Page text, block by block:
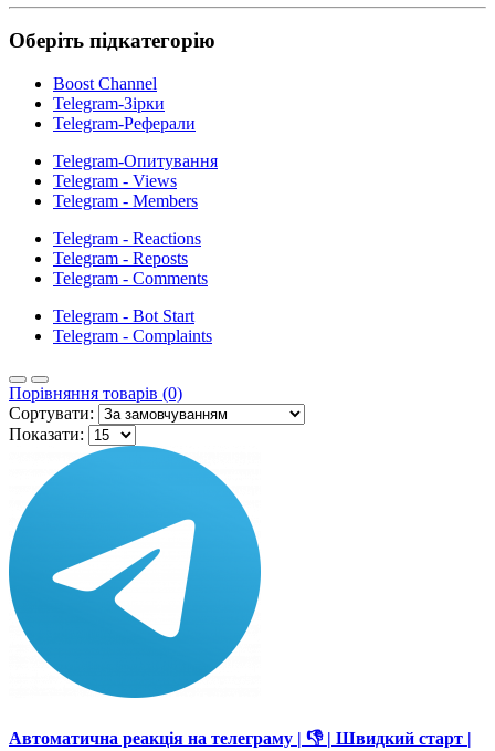
Оберіть підкатегорію
Boost Channel
Telegram-Зірки
Telegram-Реферали
Telegram-Опитування
Telegram - Views
Telegram - Members
Telegram - Reactions
Telegram - Reposts
Telegram - Comments
Telegram - Bot Start
Telegram - Complaints
Порівняння товарів (0)
Сортувати:
Показати:
Автоматична реакція на телеграму | 👎 | Швидкий старт |